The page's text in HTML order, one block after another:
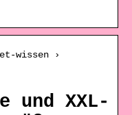
wissen ›
und XXL-